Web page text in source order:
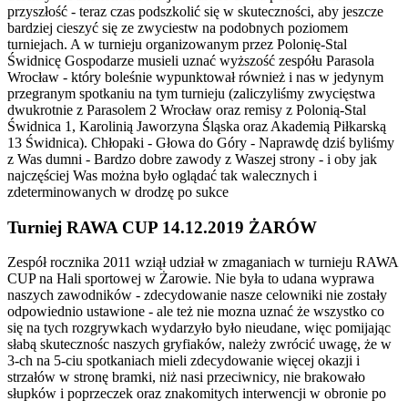
przyszłość - teraz czas podszkolić się w skuteczności, aby jeszcze
bardziej cieszyć się ze zwyciestw na podobnych poziomem
turniejach. A w turnieju organizowanym przez Polonię-Stal
Świdnicę Gospodarze musieli uznać wyższość zespółu Parasola
Wrocław - który boleśnie wypunktował również i nas w jedynym
przegranym spotkaniu na tym turnieju (zaliczyliśmy zwycięstwa
dwukrotnie z Parasolem 2 Wrocław oraz remisy z Polonią-Stal
Świdnica 1, Karolinią Jaworzyna Śląska oraz Akademią Piłkarską
13 Świdnica). Chłopaki - Głowa do Góry - Naprawdę dziś byliśmy
z Was dumni - Bardzo dobre zawody z Waszej strony - i oby jak
najczęściej Was można było oglądać tak walecznych i
zdeterminowanych w drodzę po sukce
Turniej RAWA CUP 14.12.2019 ŻARÓW
Zespół rocznika 2011 wziął udział w zmaganiach w turnieju RAWA
CUP na Hali sportowej w Żarowie. Nie była to udana wyprawa
naszych zawodników - zdecydowanie nasze celowniki nie zostały
odpowiednio ustawione - ale też nie mozna uznać że wszystko co
się na tych rozgrywkach wydarzyło było nieudane, więc pomijając
słabą skutecznośc naszych gryfiaków, należy zwrócić uwagę, że w
3-ch na 5-ciu spotkaniach mieli zdecydowanie więcej okazji i
strzałów w stronę bramki, niż nasi przeciwnicy, nie brakowało
słupków i poprzeczek oraz znakomitych interwencji w obronie po